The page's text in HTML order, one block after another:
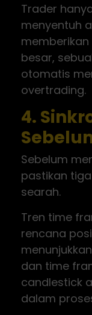
Trader
menyentuh
besar,
otomatis
overtrading.
4.
Sebelum
pastikan
searah.
Tren time
rencana
dan time
candlestick
dalam